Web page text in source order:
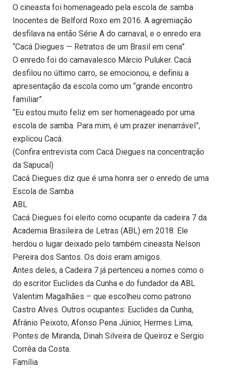
O cineasta foi homenageado pela escola de samba
Inocentes de Belford Roxo em 2016. A agremiação
desfilava na então Série A do carnaval, e o enredo era
“Cacá Diegues — Retratos de um Brasil em cena”.
O enredo foi do carnavalesco Márcio Puluker. Cacá
desfilou no último carro, se emocionou, e definiu a
apresentação da escola como um “grande encontro
familiar”.
“Eu estou muito feliz em ser homenageado por uma
escola de samba. Para mim, é um prazer inenarrável”,
explicou Cacá.
(Confira entrevista com Cacá Diegues na concentração
da Sapucaí)
Cacá Diegues diz que é uma honra ser o enredo de uma
Escola de Samba
ABL
Cacá Diegues foi eleito como ocupante da cadeira 7 da
Academia Brasileira de Letras (ABL) em 2018. Ele
herdou o lugar deixado pelo também cineasta Nelson
Pereira dos Santos. Os dois eram amigos.
Antes deles, a Cadeira 7 já pertenceu a nomes como o
do escritor Euclides da Cunha e do fundador da ABL
Valentim Magalhães – que escolheu como patrono
Castro Alves. Outros ocupantes: Euclides da Cunha,
Afrânio Peixoto, Afonso Pena Júnior, Hermes Lima,
Pontes de Miranda, Dinah Silveira de Queiroz e Sergio
Corrêa da Costa.
Família